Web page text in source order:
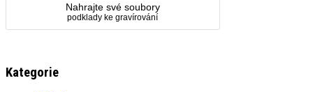
Nahrajte své soubory
podklady ke gravírování
Kategorie